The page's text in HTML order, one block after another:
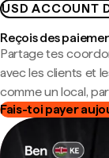
USD ACCOUNT
Reçois des
Partage tes
avec les clients et
comme un local,
Fais-toi payer